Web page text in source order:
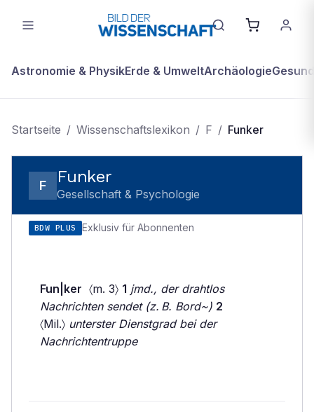
Astronomie & PhysikErde & UmweltArchäologie
Startseite / Wissenschaftslexikon / F / Funker
F Funker
Gesellschaft & Psychologie
BDW PLUS Exklusiv für Abonnenten
Fun|ker 〈m. 3〉 1 jmd., der drahtlos
Nachrichten sendet (z. B. Bord~) 2
〈Mil.〉 unterster Dienstgrad bei der
Nachrichtentruppe